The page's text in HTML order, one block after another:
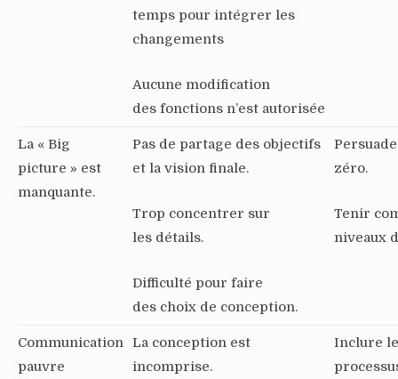
temps pour intégrer les
changements
Aucune modification
des fonctions n’est autorisée
La « Big
picture » est
manquante.
Pas de partage des objectifs
et la vision finale.
Trop concentrer sur
les détails.
Difficulté pour faire
des choix de conception.
zéro.
Tenir
niveaux
Communication
pauvre
La conception est
incomprise.
Inclure